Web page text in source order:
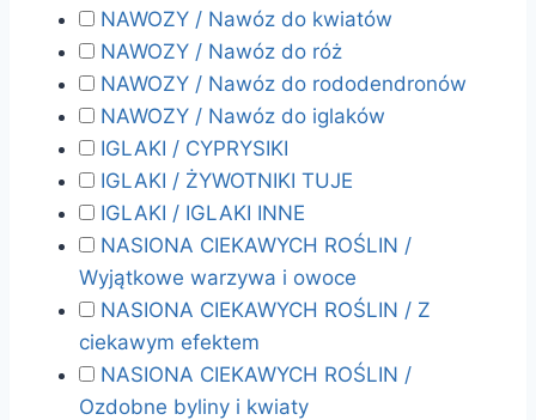
NAWOZY / Nawóz do kwiatów
NAWOZY / Nawóz do róż
NAWOZY / Nawóz do rododendronów
NAWOZY / Nawóz do iglaków
IGLAKI / CYPRYSIKI
IGLAKI / ŻYWOTNIKI TUJE
IGLAKI / IGLAKI INNE
NASIONA CIEKAWYCH ROŚLIN /
Wyjątkowe warzywa i owoce
NASIONA CIEKAWYCH ROŚLIN / Z
ciekawym efektem
NASIONA CIEKAWYCH ROŚLIN /
Ozdobne byliny i kwiaty